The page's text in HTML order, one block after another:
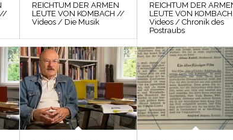
//
REICHTUM DER ARMEN
LEUTE VON KOMBACH //
Videos / Die Musik
REICHTUM DER
LEUTE VON
Videos / Chronik des
Postraubs